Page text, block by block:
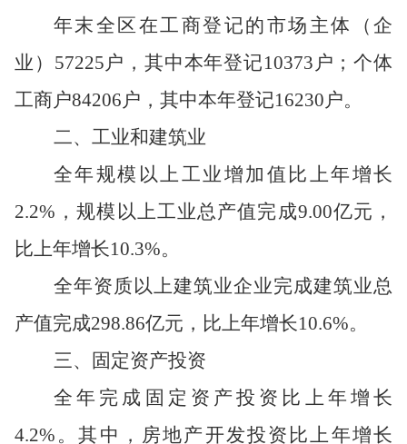
年末全区在工商登记的市场主体（企
业） 57225户，其中本年登记10373 户；个体
工商户84206户，其中本年登记16230户。
二、工业和建筑业
全年规模以上工业增加值 比上年增长
2.2% ，规模以上工业总产值完成9.00亿元，
比上年增长10.3%。
全年资质以上建筑业企业完成建筑业总
产值完成298.86亿元，比上年增长10.6%。
三、固定资产投资
全年完成固定资产投资比上年增长
4.2% 。其中，房地产开发投资比上年增长